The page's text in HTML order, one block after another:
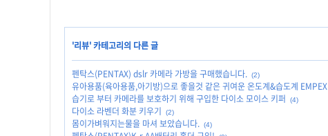
'리뷰' 카테고리의 다른 글
펜탁스(PENTAX) dslr 카메라 가방을 구매했습니다. (2)
유아용품(육아용품,아기방)으로 좋을것 같은 귀여운 온도계&습도계 EMPEX
습기로 부터 카메라를 보호하기 위해 구입한 다이소 모이스 키퍼 (4)
다이소 라벤더 화분 키우기 (2)
몸이가벼워지는물을 마셔 보았습니다. (4)